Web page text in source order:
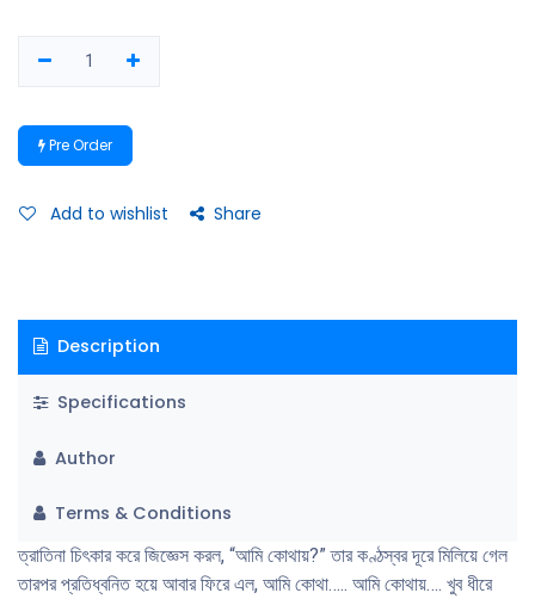
মনে হয় কেউ কিছু একটা বলছে।
Pre Order
Add to wishlist Share
Description
Specifications
Author
Terms & Conditions
ত্রাতিনা চিৎকার করে জিজ্ঞেস করল, “আমি কোথায়?” তার কণ্ঠস্বর দূরে মিলিয়ে গেল
তারপর প্রতিধ্বনিত হয়ে আবার ফিরে এল, আমি কোথা….. আমি কোথায়…. খুব ধীরে